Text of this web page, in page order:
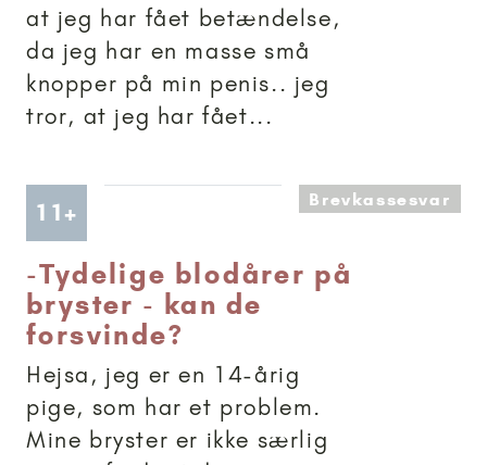
at jeg har fået betændelse,
da jeg har en masse små
knopper på min penis.. jeg
tror, at jeg har fået...
11+ Artikler anbefalet til 11+Brevkassesvar
-Tydelige blodårer på
bryster - kan de
forsvinde?
Hejsa, jeg er en 14-årig
pige, som har et problem.
Mine bryster er ikke særlig